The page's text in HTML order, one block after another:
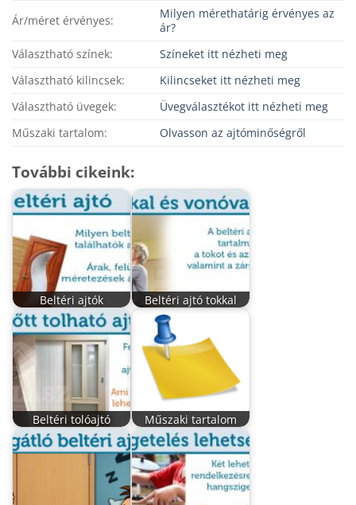
Ár/méret érvényes:
Milyen mérethatárig érvényes az
ár?
Választható színek:
Színeket itt nézheti meg
Választható kilincsek:
Kilincseket itt nézheti meg
Választható üvegek:
Üvegválasztékot itt nézheti meg
Műszaki tartalom:
Olvasson az ajtóminőségről
További cikeink:
Beltéri ajtók Beltéri ajtó tokkal
Beltéri tolóajtó Műszaki tartalom